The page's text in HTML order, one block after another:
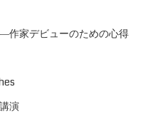
作家デビューのための心得
演